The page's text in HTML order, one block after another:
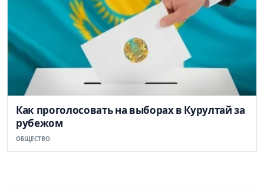
Как проголосовать на выборах в Курултай за
рубежом
ОБЩЕСТВО